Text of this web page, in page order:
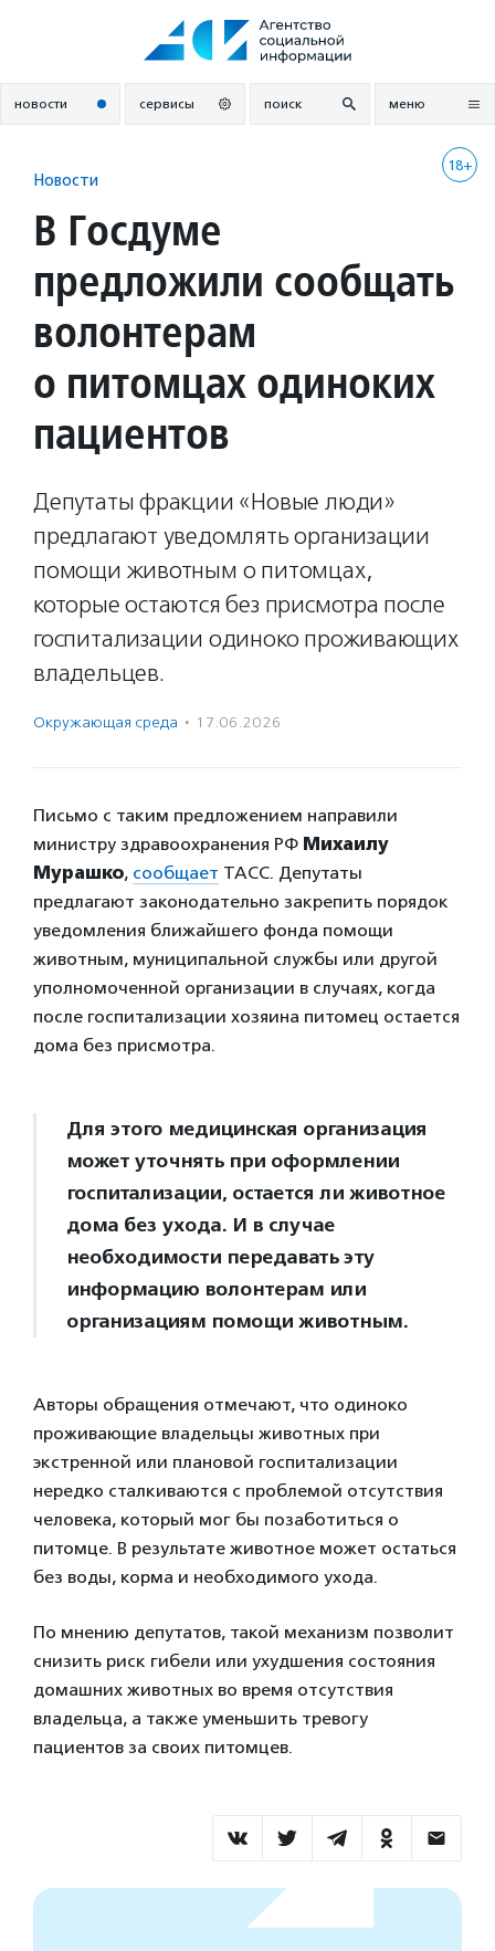
новости сервисы поиск меню
18+
Новости
В Госдуме
предложили сообщать
волонтерам
о питомцах одиноких
пациентов
Депутаты фракции «Новые люди»
предлагают уведомлять организации
помощи животным о питомцах,
которые остаются без присмотра после
госпитализации одиноко проживающих
владельцев.
Окружающая среда · 17.06.2026
Письмо с таким предложением направили
министру здравоохранения РФ Михаилу
Мурашко, сообщает ТАСС. Депутаты
предлагают законодательно закрепить порядок
уведомления ближайшего фонда помощи
животным, муниципальной службы или другой
уполномоченной организации в случаях, когда
после госпитализации хозяина питомец остается
дома без присмотра.
Для этого медицинская организация
может уточнять при оформлении
госпитализации, остается ли животное
дома без ухода. И в случае
необходимости передавать эту
информацию волонтерам или
организациям помощи животным.
Авторы обращения отмечают, что одиноко
проживающие владельцы животных при
экстренной или плановой госпитализации
нередко сталкиваются с проблемой отсутствия
человека, который мог бы позаботиться о
питомце. В результате животное может остаться
без воды, корма и необходимого ухода.
По мнению депутатов, такой механизм позволит
снизить риск гибели или ухудшения состояния
домашних животных во время отсутствия
владельца, а также уменьшить тревогу
пациентов за своих питомцев.